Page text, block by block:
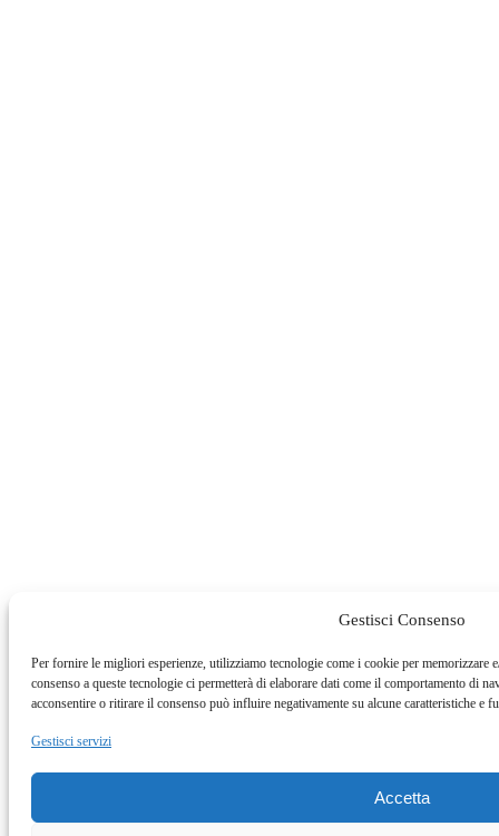
Gestisci Consenso
Per fornire le migliori esperienze, utilizziamo tecnologie come i cookie per memorizzare
consenso a queste tecnologie ci permetterà di elaborare dati come il comportamento di
acconsentire o ritirare il consenso può influire negativamente su alcune caratteristiche e
Gestisci servizi
Accetta